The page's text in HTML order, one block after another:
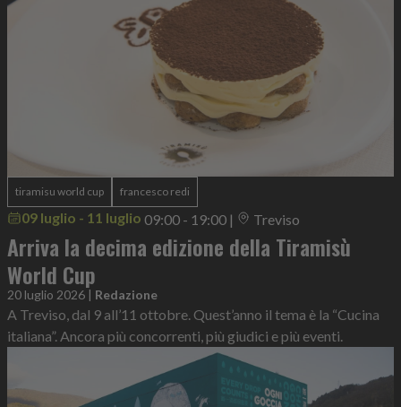
tiramisu world cup francesco redi
09 luglio - 11 luglio 09:00 - 19:00 | Treviso
Arriva la decima edizione della Tiramisù
World Cup
20 luglio 2026 Redazione
A Treviso, dal 9 all’11 ottobre. Quest’anno il tema è la “Cucina
italiana”. Ancora più concorrenti, più giudici e più eventi.